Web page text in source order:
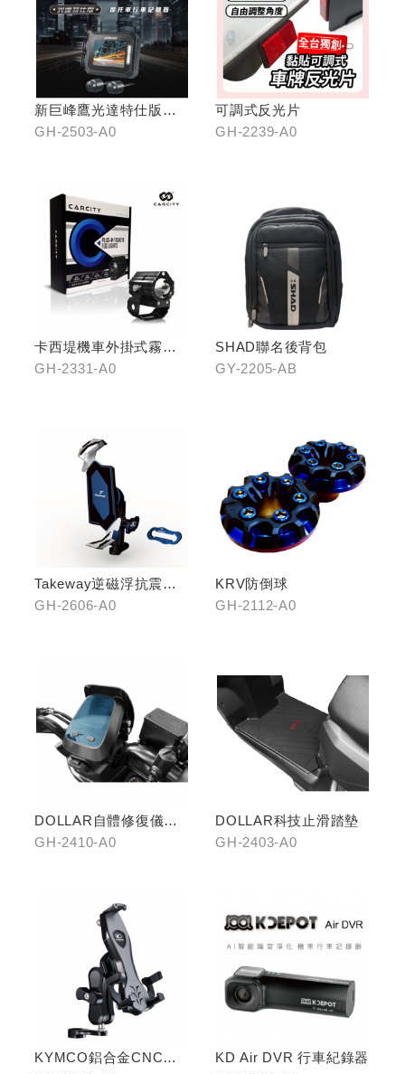
新巨峰鷹光達特仕版行
車紀錄器
GH-2503-A0
可調式反光片
GH-2239-A0
卡西堤機車外掛式霧燈
組(雙燈)
GH-2331-A0
SHAD聯名後背包
GY-2205-AB
Takeway逆磁浮抗震手
機架
GH-2606-A0
KRV防倒球
GH-2112-A0
DOLLAR自體修復儀表
犀牛皮
GH-2410-A0
DOLLAR科技止滑踏墊
GH-2403-A0
KYMCO鋁合金CNC減
KD Air DVR 行車紀錄器